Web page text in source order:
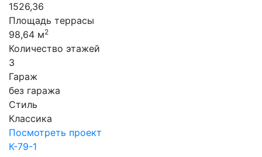
1526,36
Площадь террасы
98,64 м2
Количество этажей
3
Гараж
без гаража
Стиль
Классика
Посмотреть проект
К-79-1